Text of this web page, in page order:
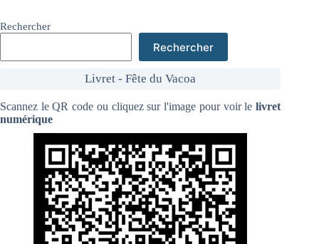
Rechercher
Rechercher
Livret - Fête du Vacoa
Scannez le QR code ou cliquez sur l'image pour voir lelivret
numérique